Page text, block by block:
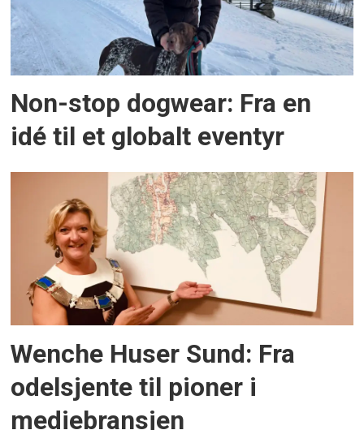
Non-stop dogwear: Fra en
idé til et globalt eventyr
Wenche Huser Sund: Fra
odelsjente til pioner i
mediebransjen